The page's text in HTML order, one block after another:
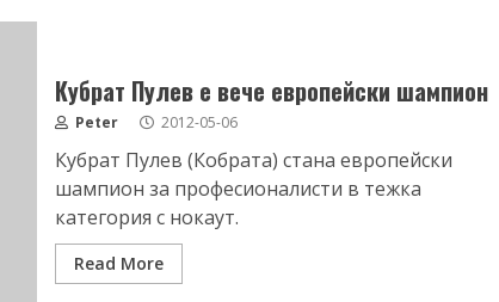
Кубрат Пулев е вече европейски шампион
Peter 2012-05-06
Кубрат Пулев (Кобрата) стана европейски
шампион за професионалисти в тежка
категория с нокаут.
Read More